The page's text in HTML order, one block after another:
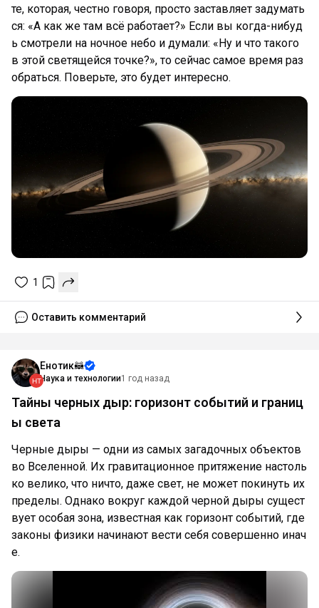
те, которая, честно говоря, просто заставляет задумать
ся: «А как же там всё работает?» Если вы когда-нибуд
ь смотрели на ночное небо и думали: «Ну и что такого
в этой светящейся точке?», то сейчас самое время раз
обраться. Поверьте, это будет интересно.
1
Оставить комментарий
Енотик🦝
Наука и технологии1 год назад
Тайны черных дыр: горизонт событий и границ
ы света
Черные дыры — одни из самых загадочных объектов
во Вселенной. Их гравитационное притяжение настоль
ко велико, что ничто, даже свет, не может покинуть их
пределы. Однако вокруг каждой черной дыры сущест
вует особая зона, известная как горизонт событий, где
законы физики начинают вести себя совершенно инач
е.